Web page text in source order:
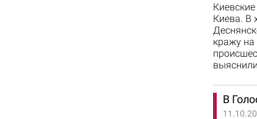
Киева. В
кражу
В